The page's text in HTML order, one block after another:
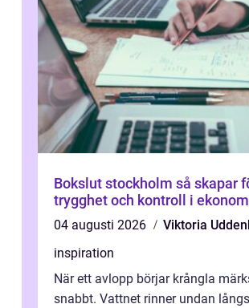
Bokslut stockholm så skapar företag
trygghet och kontroll i
04 augusti 2026
Viktoria
inspiration
När ett avlopp börjar krångla
snabbt. Vattnet rinner undan